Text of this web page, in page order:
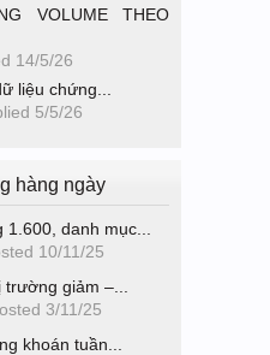
VOLUME THEO
14/5/26
liệu chứng...
5/5/26
hàng ngày
danh mục...
10/11/25
giảm –...
3/11/25
khoán tuần...